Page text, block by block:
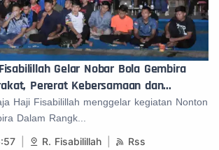
Gelar Nobar Bola Gembira
Pererat Kebersamaan dan...
Haji Fisabilillah menggelar kegiatan Nonton
Dalam Rangk...
R. Fisabilillah Rss